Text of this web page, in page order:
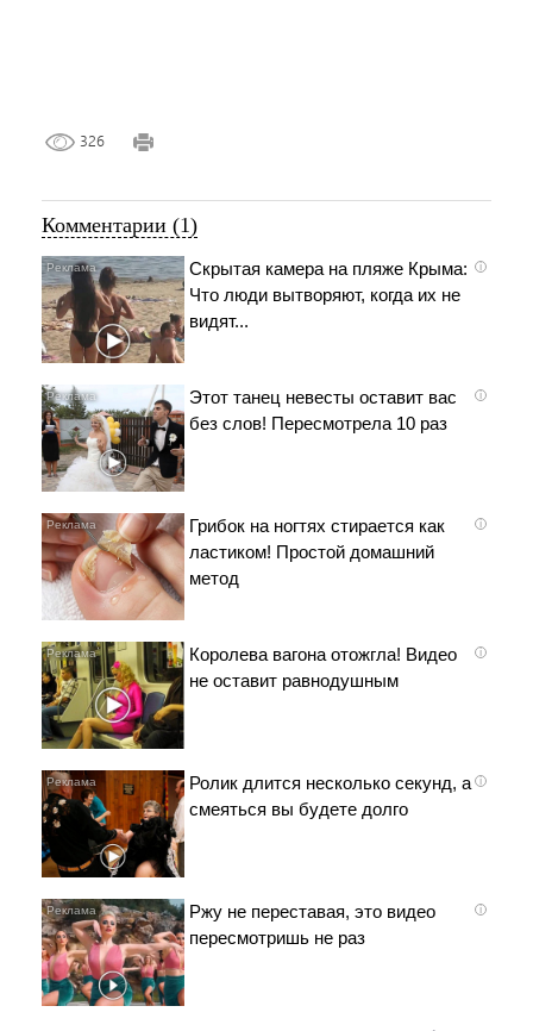
326
Комментарии (1)
i
Скрытая камера на пляже Крыма:
Что люди вытворяют, когда их не
видят...
i
Этот танец невесты оставит вас
без слов! Пересмотрела 10 раз
i
Грибок на ногтях стирается как
ластиком! Простой домашний
метод
i
Королева вагона отожгла! Видео
не оставит равнодушным
i
Ролик длится несколько секунд, а
смеяться вы будете долго
i
Ржу не переставая, это видео
пересмотришь не раз